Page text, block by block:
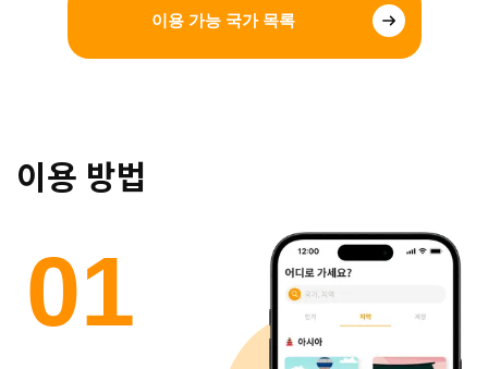
이용 가능 국가 목록
이용 방법
01